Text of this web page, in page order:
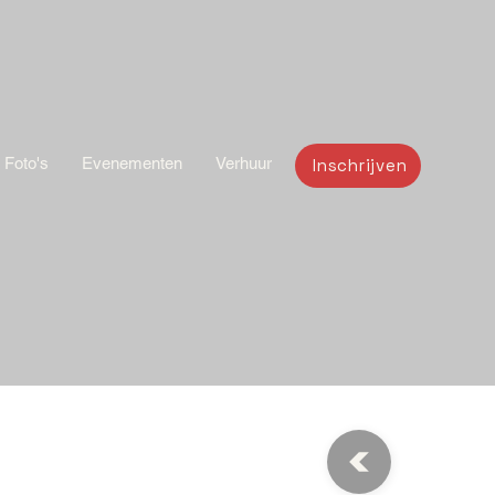
Foto's Evenementen Verhuur Inschrijven